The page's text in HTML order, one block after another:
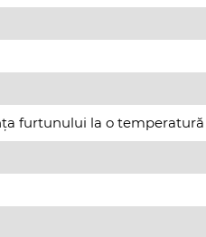
furtunului la o